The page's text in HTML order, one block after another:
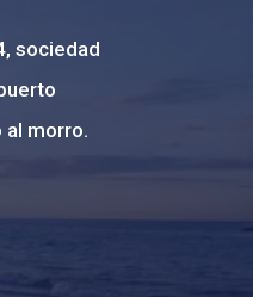
sociedad
al morro.